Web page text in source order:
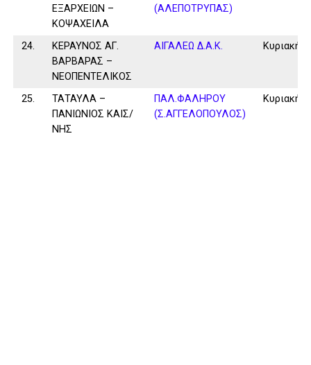
ΕΞΑΡΧΕΙΩΝ –
ΚΟΨΑΧΕΙΛΑ
(ΑΛΕΠΟΤΡΥΠΑΣ)
24.
ΚΕΡΑΥΝΟΣ ΑΓ.
ΒΑΡΒΑΡΑΣ –
ΝΕΟΠΕΝΤΕΛΙΚΟΣ
ΑΙΓΑΛΕΩ Δ.Α.Κ. Κυριακή
25.
ΤΑΤΑΥΛΑ –
ΠΑΝΙΩΝΙΟΣ ΚΑΙΣ/
ΝΗΣ
ΠΑΛ.ΦΑΛΗΡΟΥ
(Σ.ΑΓΓΕΛΟΠΟΥΛΟΣ)
Κυριακή